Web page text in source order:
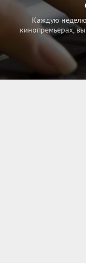
Каждую
кинопремьерах,